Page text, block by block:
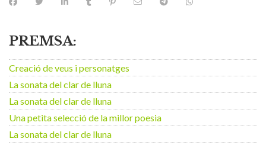
PREMSA:
Creació de veus i personatges
La sonata del clar de lluna
La sonata del clar de lluna
Una petita selecció de la millor poesia
La sonata del clar de lluna